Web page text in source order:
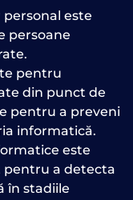
este
persoane
pentru
din punct de
pentru a preveni
informatică.
este
a detecta
în stadiile